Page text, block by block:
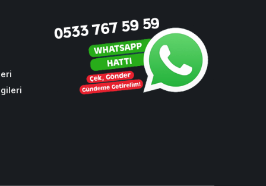
4 hafta önce
Beykoz’da bulduğu altın dolu
keseyi sahibine teslim etti!